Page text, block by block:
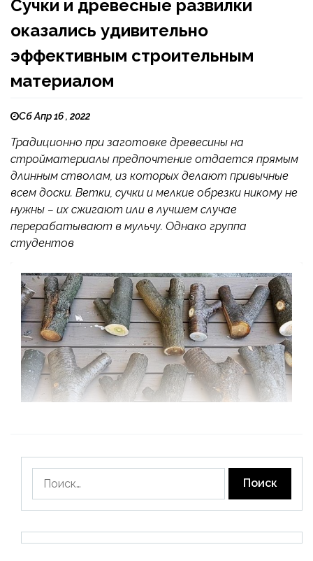
Сучки и древесные развилки
оказались удивительно
эффективным строительным
материалом
Сб Апр 16 , 2022
Традиционно при заготовке древесины на
стройматериалы предпочтение отдается прямым
длинным стволам, из которых делают привычные
всем доски. Ветки, сучки и мелкие обрезки никому не
нужны – их сжигают или в лучшем случае
перерабатывают в мульчу. Однако группа
студентов